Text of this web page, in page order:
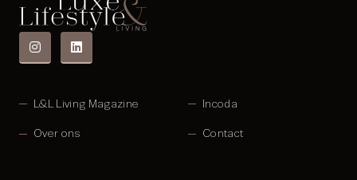
L&L Living Magazine Incoda
Over ons Contact